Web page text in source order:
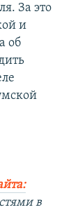
За это
и
об
в